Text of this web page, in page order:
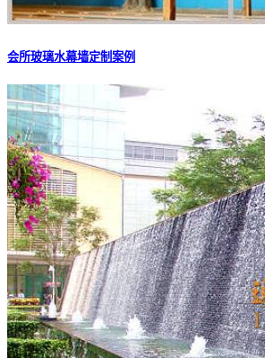
会所玻璃水幕墙定制案例